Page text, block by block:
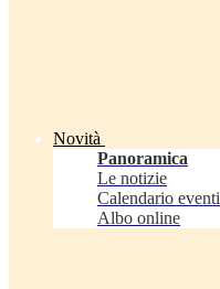
Novità
Panoramica
Le notizie
Calendario eventi
Albo online